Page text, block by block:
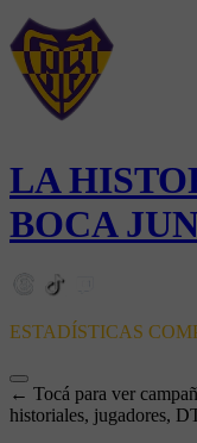
LA
BOCA
ESTADÍSTICAS
← Tocá para ver
historiales, jugadores,